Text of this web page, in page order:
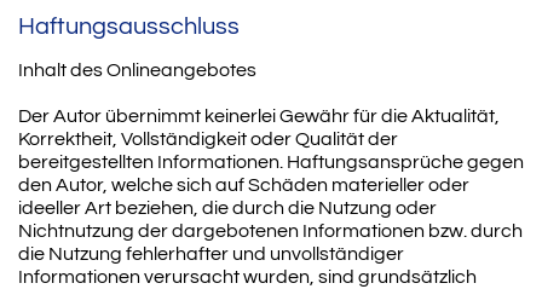
Haftungsausschluss
Inhalt des Onlineangebotes
Der Autor übernimmt keinerlei Gewähr für die Aktualität,
Korrektheit, Vollständigkeit oder Qualität der
bereitgestellten Informationen. Haftungsansprüche gegen
den Autor, welche sich auf Schäden materieller oder
ideeller Art beziehen, die durch die Nutzung oder
Nichtnutzung der dargebotenen Informationen bzw. durch
die Nutzung fehlerhafter und unvollständiger
Informationen verursacht wurden, sind grundsätzlich